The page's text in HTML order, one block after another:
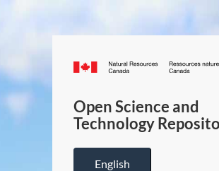
Canada.ca
Open Science and
Technology
English